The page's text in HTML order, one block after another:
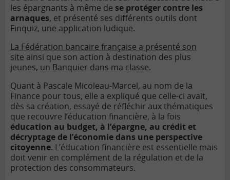
les épargnants à même de se protéger contre les
arnaques, et présenté ses différents outils dont
Finquiz, une application ludique.
La Fédération bancaire française a présenté son
site ainsi que son action à destination des plus
jeunes, un Banquier dans ma classe.
Quant à Pascale Micoleau-Marcel, au nom de la
Finance pour tous, elle a expliqué que celle-ci avait,
dès sa création, essayé de réfléchir aux thématiques
que recouvre l’éducation financière, à la fois
éducation au budget, à l’épargne, au crédit et
décryptage de l’économie dans une perspective
citoyenne. L’éducation financière est essentielle mais
doit venir en complément de la régulation et de la
protection des consommateurs.